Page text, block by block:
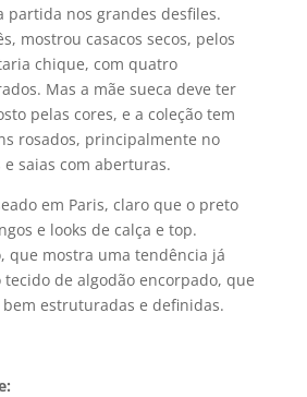
partida nos grandes desfiles.
mostrou casacos secos, pelos
chique, com quatro
Mas a mãe sueca deve ter
pelas cores, e a coleção tem
rosados, principalmente no
e saias com aberturas.
em Paris, claro que o preto
e looks de calça e top.
que mostra uma tendência já
de algodão encorpado, que
estruturadas e definidas.